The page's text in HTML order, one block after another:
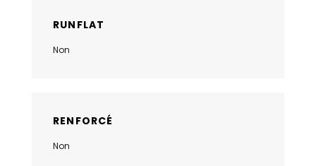
RUNFLAT
Non
RENFORCÉ
Non